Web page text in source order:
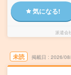
気になる!
派遣会
未読 掲載日 2026/